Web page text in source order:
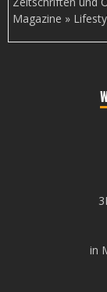
Magazine »
in